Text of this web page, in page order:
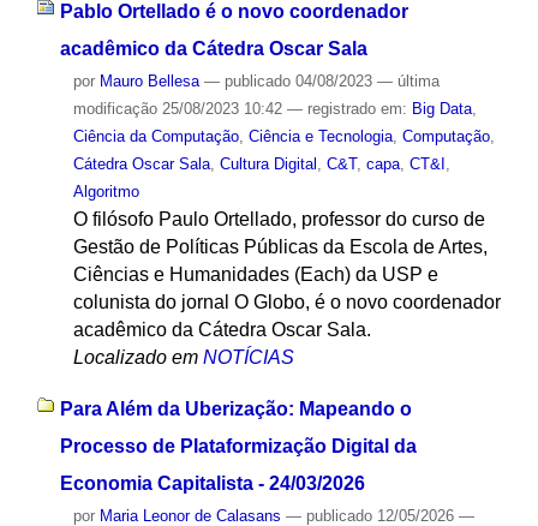
Pablo Ortellado é o novo coordenador
acadêmico da Cátedra Oscar Sala
por Mauro Bellesa — publicado04/08/2023 — última
modificação25/08/2023 10:42 — registrado em: Big Data,
Ciência da Computação, Ciência e Tecnologia, Computação,
Cátedra Oscar Sala, Cultura Digital , C&T, capa, CT&I ,
Algoritmo
O filósofo Paulo Ortellado, professor do curso de
Gestão de Políticas Públicas da Escola de Artes,
Ciências e Humanidades (Each) da USP e
colunista do jornal O Globo, é o novo coordenador
acadêmico da Cátedra Oscar Sala.
Localizado em NOTÍCIAS
Para Além da Uberização: Mapeando o
Processo de Plataformização Digital da
Economia Capitalista - 24/03/2026
por Maria Leonor de Calasans — publicado12/05/2026 —